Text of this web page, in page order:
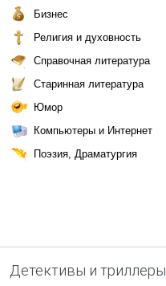
Бизнес
Религия и духовность
Справочная литература
Старинная литература
Юмор
Компьютеры и Интернет
Поэзия, Драматургия
Детективы и триллеры